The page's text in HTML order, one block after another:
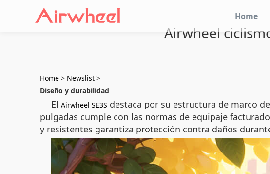
Home
Airwheel
Home > Newslist >
Diseño y durabilidad
El Airwheel SE3S destaca por su estructura de marco
pulgadas cumple con las normas de equipaje
y resistentes garantiza protección contra daños